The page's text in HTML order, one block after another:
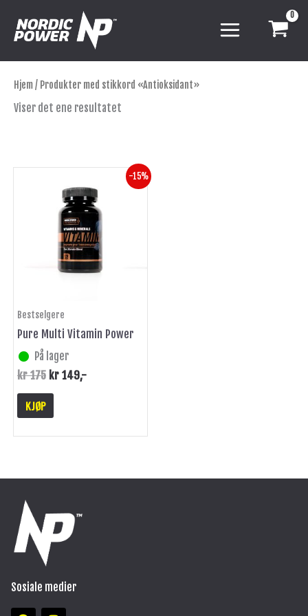
rett
Hjem/ Produkter med stikkord «Antioksidant»
Viser det ene resultatet
-15%
Bestselgere
Pure Multi Vitamin Power
På lager
kr175
pris
var:
kr 175.
kr149
Nåværende
pris
er:
kr 149.
,-
KJØP
Sosiale medier